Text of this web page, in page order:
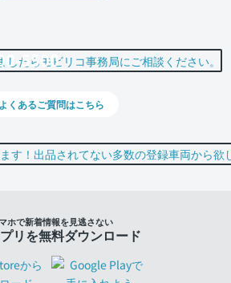
5500
よくあるご質問はこちら
ホで新着情報を見逃さない
リを無料ダウンロード